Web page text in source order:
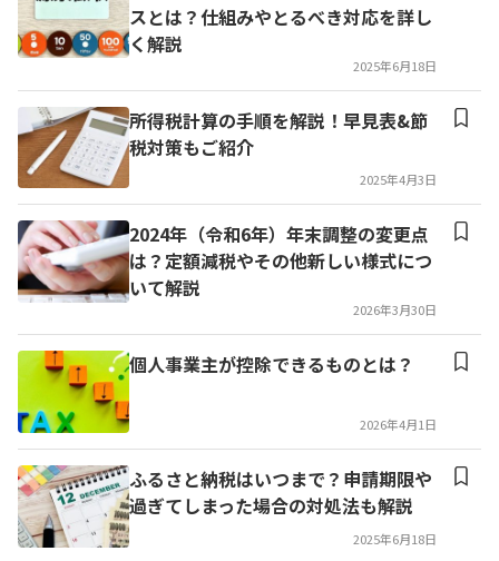
スとは？仕組みやとるべき対応を詳し
く解説
2025年6月18日
所得税計算の手順を解説！早見表&節
税対策もご紹介
2025年4月3日
2024年（令和6年）年末調整の変更点
は？定額減税やその他新しい様式につ
いて解説
2026年3月30日
個人事業主が控除できるものとは？
2026年4月1日
ふるさと納税はいつまで？申請期限や
過ぎてしまった場合の対処法も解説
2025年6月18日